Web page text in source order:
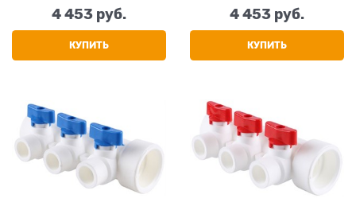
4 453 руб.
КУПИТЬ
4 453 руб.
КУПИТЬ